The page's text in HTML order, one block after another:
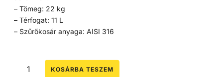
– Tömeg: 22 kg
– Térfogat: 11 L
– Szűrőkosár anyaga: AISI 316
KOSÁRBA TESZEM